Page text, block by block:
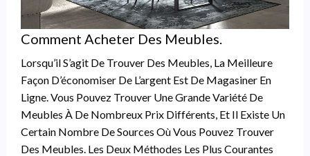
Comment Acheter Des Meubles.
Lorsqu’il S’agit De Trouver Des Meubles, La Meilleure
Façon D’économiser De L’argent Est De Magasiner En
Ligne. Vous Pouvez Trouver Une Grande Variété De
Meubles À De Nombreux Prix Différents, Et Il Existe Un
Certain Nombre De Sources Où Vous Pouvez Trouver
Des Meubles. Les Deux Méthodes Les Plus Courantes